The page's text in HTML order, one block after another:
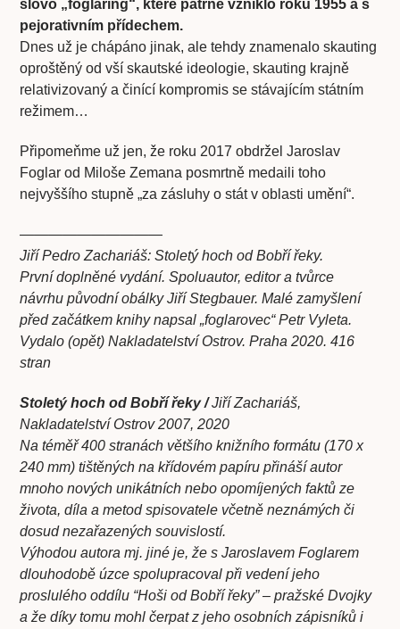
slovo „foglaring“, které patrně vzniklo roku 1955 a s
pejorativním přídechem.
Dnes už je chápáno jinak, ale tehdy znamenalo skauting
oproštěný od vší skautské ideologie, skauting krajně
relativizovaný a činící kompromis se stávajícím státním
režimem…
Připomeňme už jen, že roku 2017 obdržel Jaroslav
Foglar od Miloše Zemana posmrtně medaili toho
nejvyššího stupně „za zásluhy o stát v oblasti umění“.
——————————
Jiří Pedro Zachariáš: Stoletý hoch od Bobří řeky.
První doplněné vydání. Spoluautor, editor a tvůrce
návrhu původní obálky Jiří Stegbauer. Malé zamyšlení
před začátkem knihy napsal „foglarovec“ Petr Vyleta.
Vydalo (opět) Nakladatelství Ostrov. Praha 2020. 416
stran
Stoletý hoch od Bobří řeky /Jiří Zachariáš,
Nakladatelství Ostrov 2007, 2020
Na téměř 400 stranách většího knižního formátu (170 x
240 mm) tištěných na křídovém papíru přináší autor
mnoho nových unikátních nebo opomíjených faktů ze
života, díla a metod spisovatele včetně neznámých či
dosud nezařazených souvislostí.
Výhodou autora mj. jiné je, že s Jaroslavem Foglarem
dlouhodobě úzce spolupracoval při vedení jeho
proslulého oddílu “Hoši od Bobří řeky” – pražské Dvojky
a že díky tomu mohl čerpat z jeho osobních zápisníků i